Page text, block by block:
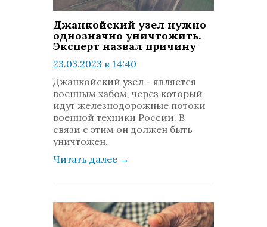
Джанкойский узел нужно
однозначно уничтожить.
Эксперт назвал причину
23.03.2023 в 14:40
просмотров: 759
комментариев: 0
Джанкойский узел - является
военным хабом, через который
идут железнодорожные потоки
военной техники России. В
связи с этим он должен быть
уничтожен.
Читать далее →